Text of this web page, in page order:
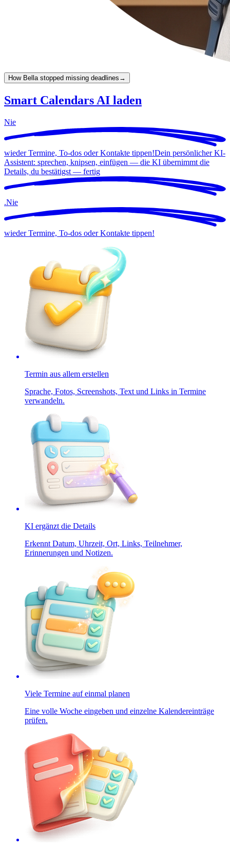
How Bella stopped missing deadlines →
Smart Calendars AI laden
Nie
wieder Termine, To-dos oder Kontakte tippen!Dein persönlicher KI-
Assistent: sprechen, knipsen, einfügen — die KI übernimmt die
Details, du bestätigst — fertig
.Nie
wieder Termine, To-dos oder Kontakte tippen!
Termin aus allem erstellen
Sprache, Fotos, Screenshots, Text und Links in Termine
verwandeln.
KI ergänzt die Details
Erkennt Datum, Uhrzeit, Ort, Links, Teilnehmer,
Erinnerungen und Notizen.
Viele Termine auf einmal planen
Eine volle Woche eingeben und einzelne Kalendereinträge
prüfen.